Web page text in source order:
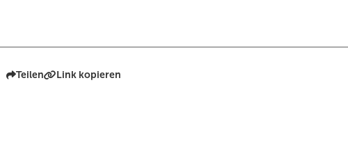
Teilen Link kopieren